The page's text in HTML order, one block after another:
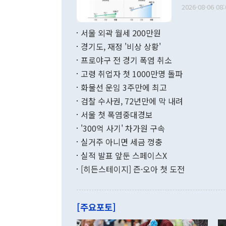
다. [정동영 통일부 장관이 지난달 23일 오후 서울 종로구 정부서울청사에
무너졌다고
함께 4자 대
"우리의 선
관은 업무
이 9월 러시
료=한국은행] 한국은행이 6일 발표한 '2026년 6월 국제수지(잠정)'
며 월간 기
196.9% 급
수출은
기록했지만
로 전환됐다.
는 배당수입
였던 올해 3
2026-08-06
서울 외곽 월세 200만원
경기도, 재정 '비상 상황'
프로야구 전 경기 폭염 취소
고령 취업자 첫 1000만명 돌파
화물선 운임 3주만에 최고
검찰 수사권, 72년만에 막 내려
서울 첫 폭염중대경보
'300억 사기' 차가원 구속
실거주 아니면 세금 껑충
실적 발표 앞둔 스페이스X
[히든스테이지] 즌·오아 첫 도전
[주요포토]